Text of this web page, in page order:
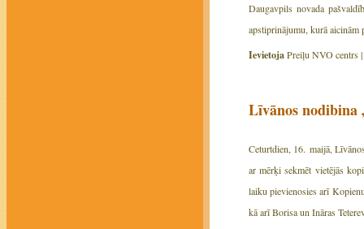
Daugavpils novada
apstiprinājumu, kurā aicinām
IevietojaPreiļu NVO centrs |
Līvānos nodibina
Ceturtdien, 16. maijā,
ar mērķi sekmēt vietējās
laiku pievienosies arī
kā arī Borisa un Ināras